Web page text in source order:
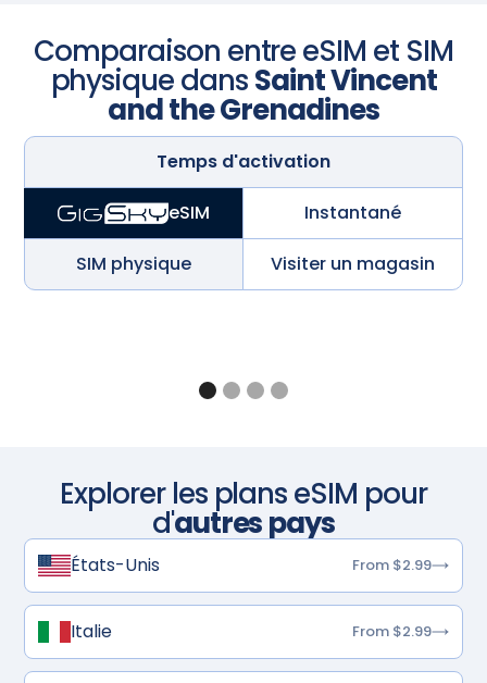
Comparaison entre eSIM et SIM
physique dansSaint Vincent
and the Grenadines
Temps d'activation
eSIM Instantané
SIM physique Visiter un magasin
Explorer les plans eSIM pour
d'autres pays
États-Unis From $2.99
Italie From $2.99